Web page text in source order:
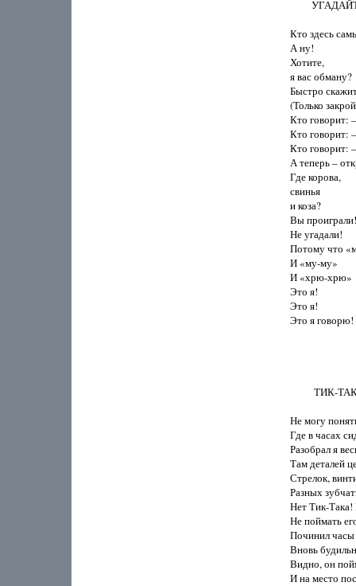
Кто здесь
А ну!
Хотите,
я вас обману?
Быстро
(Только
Кто говорит:
Кто
Кто
А теперь –
Где корова,
свинья
и коза?
Вы проиграли!
Не угадали!
Потому что
И «му-му»
И «хрю-хрю»
Это я!
Это я!
Это я говорю!
ТИК-
Не могу
Где в часах
Разобрал я
Там деталей
Стрелок,
Разных
Нет Тик-Така!
Не поймать
Починил
Вновь
Видно, он
И на место